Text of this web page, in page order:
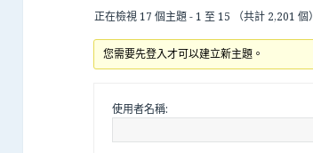
正在檢視 17 個主題 - 1 至 15 （共計 2,201 個）
您需要先登入才可以建立新主題。
使用者名稱: